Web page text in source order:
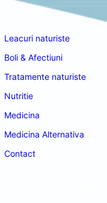
Leacuri naturiste
Boli & Afectiuni
Tratamente naturiste
Nutritie
Medicina
Medicina Alternativa
Contact